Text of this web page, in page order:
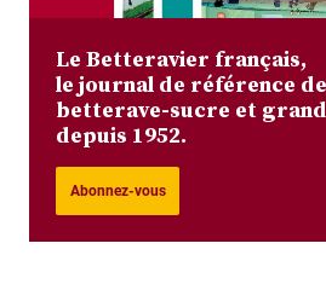
Le Betteravier français,
le journal de référence
betterave-sucre et
depuis 1952.
Abonnez-vous